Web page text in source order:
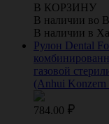
В КОРЗИНУ
В наличии во
В наличии в
Рулон Dental
газовой
(Anhui Konzern
784.00